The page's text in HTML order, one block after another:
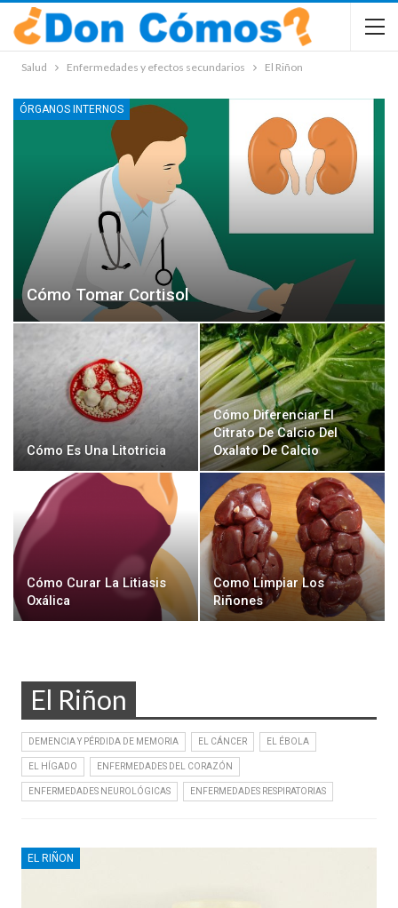
Salud Enfermedades y efectos secundarios El Riñon
ÓRGANOS INTERNOS
Cómo Tomar Cortisol
Cómo Es Una Litotricia
Cómo Diferenciar El
Citrato De Calcio Del
Oxalato De Calcio
Cómo Curar La Litiasis
Oxálica
Como Limpiar Los
Riñones
El Riñon
DEMENCIA Y PÉRDIDA DE MEMORIA EL CÁNCER EL ÉBOLA
EL HÍGADO ENFERMEDADES DEL CORAZÓN
ENFERMEDADES NEUROLÓGICAS ENFERMEDADES RESPIRATORIAS
EL RIÑON